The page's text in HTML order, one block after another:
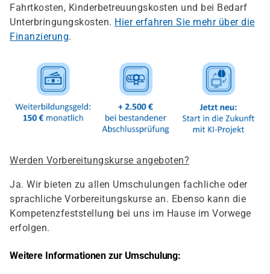
Fahrtkosten, Kinderbetreuungskosten und bei Bedarf
Unterbringungskosten. Hier erfahren Sie mehr über die
Finanzierung.
Werden Vorbereitungskurse angeboten?
Ja. Wir bieten zu allen Umschulungen fachliche oder
sprachliche Vorbereitungskurse an. Ebenso kann die
Kompetenzfeststellung bei uns im Hause im Vorwege
erfolgen.
Weitere Informationen zur Umschulung: